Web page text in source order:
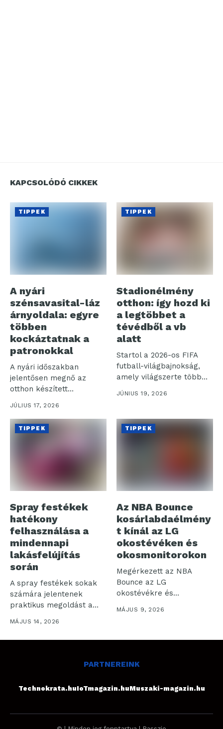
KAPCSOLÓDÓ CIKKEK
TIPPEK
A nyári
szénsavasital-láz
árnyoldala: egyre
többen
kockáztatnak a
patronokkal
A nyári időszakban
jelentősen megnő az
otthon készített
szénsavas italok iránti
JÚLIUS 17, 2026
TIPPEK
Stadionélmény
otthon: így hozd ki
a legtöbbet a
tévédből a vb
alatt
Startol a 2026-os FIFA
futball-világbajnokság,
amely világszerte több
milliárd nézőt vonz a...
JÚNIUS 19, 2026
TIPPEK
Spray festékek
hatékony
felhasználása a
mindennapi
lakásfelújítás
során
A spray festékek sokak
számára jelentenek
praktikus megoldást a
lakásfelújítás során. Bár...
MÁJUS 14, 2026
TIPPEK
Az NBA Bounce
kosárlabdaélmény
t kínál az LG
okostévéken és
okosmonitorokon
Megérkezett az NBA
Bounce az LG
okostévékre és
okosmonitorokra: az LG
Electronics...
MÁJUS 9, 2026
PARTNEREINK
Technokrata.huIoTmagazin.huMuszaki-magazin.hu